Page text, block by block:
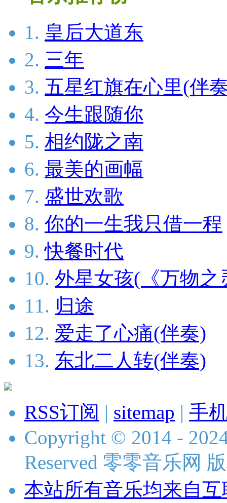
1. 皇后大道东
2. 三年
3. 五星红旗在心里(伴
4. 今生跟随你
5. 相约陇之南
6. 最美的画幅
7. 盛世欢歌
8. 你的一生我只借一程
9. 快餐时代
10. 外星女孩(《万物之
11. 归途
12. 爱走了心痛(伴奏)
13. 东北二人转(伴奏)
RSS订阅 | sitemap | 手
Copyright © 2014 -
Reserved 零零音乐网
本站所有音乐均来自